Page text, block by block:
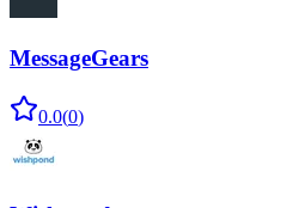
MessageGears
0.0(0)